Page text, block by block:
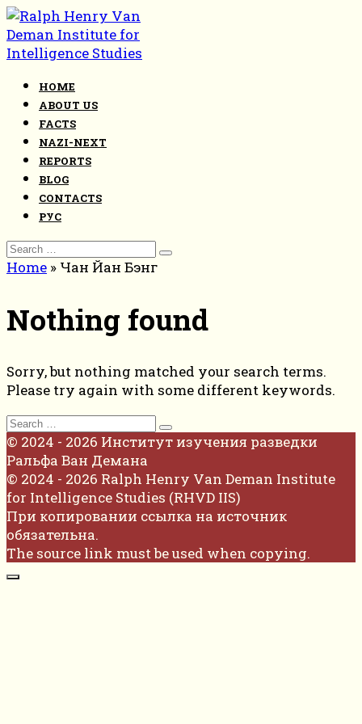
Skip
to
content
HOME
ABOUT US
FACTS
NAZI-NEXT
REPORTS
BLOG
CONTACTS
РУС
Search
for:
Home » Чан Йан Бэнг
Nothing found
Sorry, but nothing matched your search terms.
Please try again with some different keywords.
Search
for:
© 2024 - 2026 Институт изучения разведки
Ральфа Ван Демана
© 2024 - 2026 Ralph Henry Van Deman Institute
for Intelligence Studies (RHVD IIS)
При копировании ссылка на источник
обязательна.
The source link must be used when copying.